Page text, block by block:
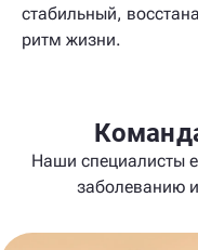
стабильный,
ритм жизни.
Наши специалисты
заболеванию